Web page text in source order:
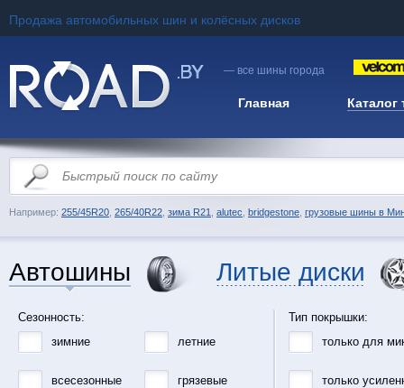
Продажа автомобильных шин и колёсных дисков
— все шины города
Главная Каталог
Например: 255/45R20 265/40R22 зима R21 alutec bridgestone грузовые шины в
Автошины Литые диски
Сезонность:
зимние
летние
всесезонные грязевые
Тип покрышки:
только для
только